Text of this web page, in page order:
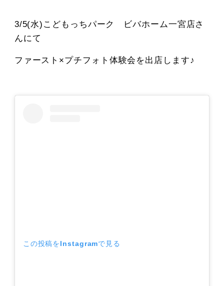
3/5(水)こどもっちパーク ビバホーム一宮店さ
んにて
ファースト×プチフォト体験会を出店します♪
この投稿をInstagramで見る